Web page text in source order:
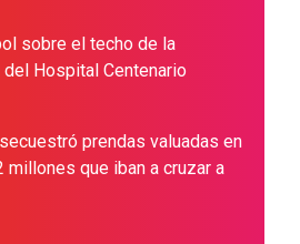
sobre el techo de la
del Hospital Centenario
prendas valuadas en
millones que iban a cruzar a